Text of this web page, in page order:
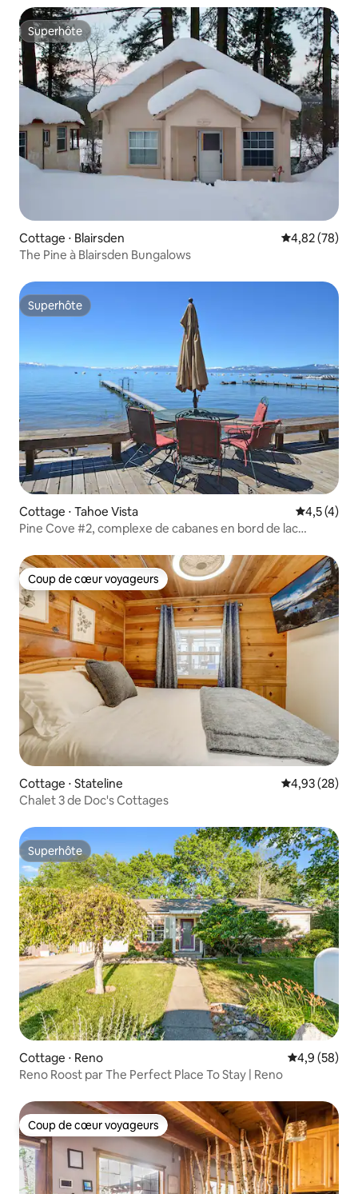
Superhôte
Superhôte
Cottage ⋅ Blairsden Évaluation
4,82 (78)
The Pine à Blairsden Bungalows
Superhôte
Superhôte
Cottage ⋅ Tahoe Vista Évaluation
4,5 (4)
Pine Cove #2, complexe de cabanes en bord de lac
Coup de cœur voyageurs
Coup de cœur voyageurs
Cottage ⋅ Stateline Évaluation
4,93 (28)
Chalet 3 de Doc's Cottages
Superhôte
Superhôte
Cottage ⋅ Reno Évaluation
4,9 (58)
Reno Roost par The Perfect Place To Stay | Reno
Coup de cœur voyageurs
Coup de cœur voyageurs